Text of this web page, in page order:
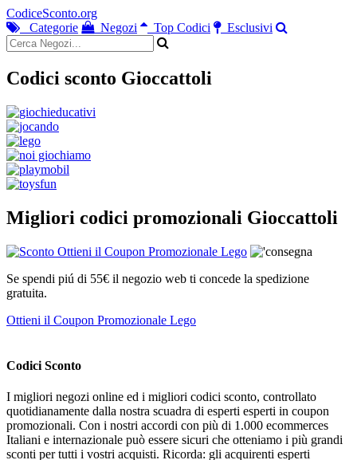
CodiceSconto.org
Categorie
Negozi Top Codici Esclusivi
Codici sconto Gioccattoli
Migliori codici promozionali Gioccattoli
Se spendi piú di 55€ il negozio web ti concede la spedizione
gratuita.
Ottieni il Coupon Promozionale Lego
Codici Sconto
I migliori negozi online ed i migliori codici sconto, controllato
quotidianamente dalla nostra scuadra di esperti esperti in coupon
promozionali. Con i nostri accordi con più di 1.000 ecommerces
Italiani e internazionale può essere sicuri che otteniamo i più grandi
sconti per tutti i vostri acquisti. Ricorda: gli acquirenti esperti